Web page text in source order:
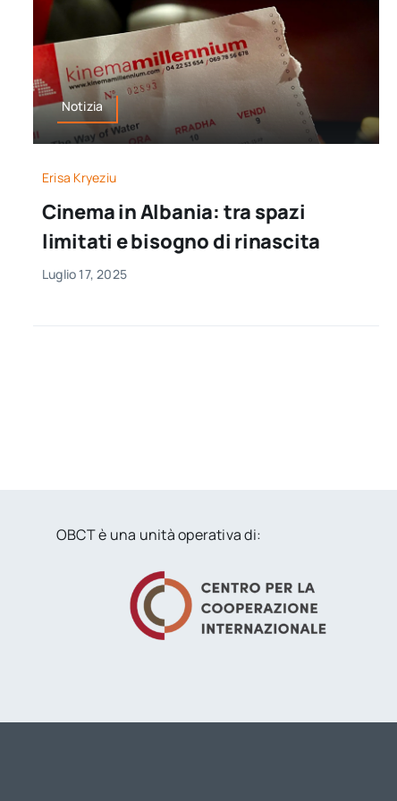
Notizia
Erisa Kryeziu
Cinema in Albania: tra spazi
limitati e bisogno di rinascita
Luglio 17, 2025
OBCT è una unità operativa di: